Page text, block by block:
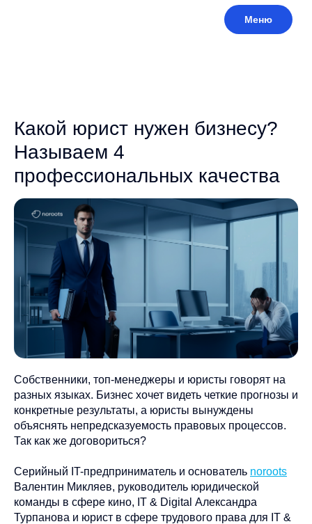
Какой юрист нужен бизнесу?
Называем 4
профессиональных качества
Собственники, топ-менеджеры и юристы говорят на
разных языках. Бизнес хочет видеть четкие прогнозы и
конкретные результаты, а юристы вынуждены
объяснять непредсказуемость правовых процессов.
Так как же договориться?
Серийный IT-предприниматель и основатель noroots
Валентин Микляев, руководитель юридической
команды в сфере кино, IT & Digital Александра
Турпанова и юрист в сфере трудового права для IT &